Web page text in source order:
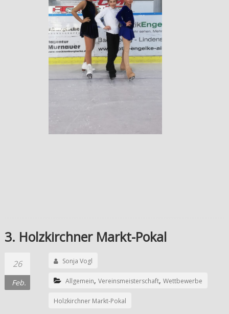
3. Holzkirchner Markt-Pokal
26
Feb.
Sonja Vogl
Allgemein, Vereinsmeisterschaft, Wettbewerbe
Holzkirchner Markt-Pokal